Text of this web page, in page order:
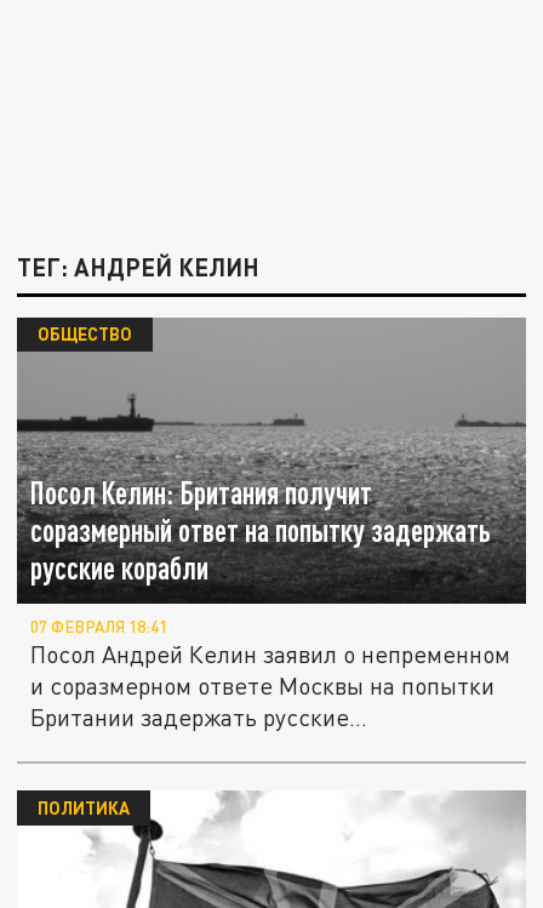
ТЕГ: АНДРЕЙ КЕЛИН
Посол Келин: Британия получит
соразмерный ответ на попытку задержать
русские корабли
ОБЩЕСТВО
07 ФЕВРАЛЯ 18:41
Посол Андрей Келин заявил о непременном
и соразмерном ответе Москвы на попытки
Британии задержать русские...
ПОЛИТИКА